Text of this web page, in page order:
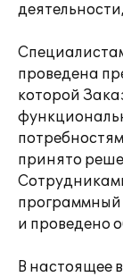
проведена
которой
принято
программный
и проведено
В настоящее